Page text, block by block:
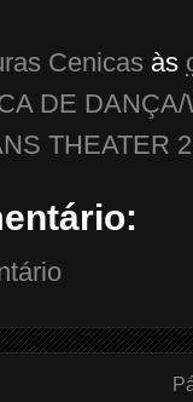
Cenicas às
DE
THEATER 2